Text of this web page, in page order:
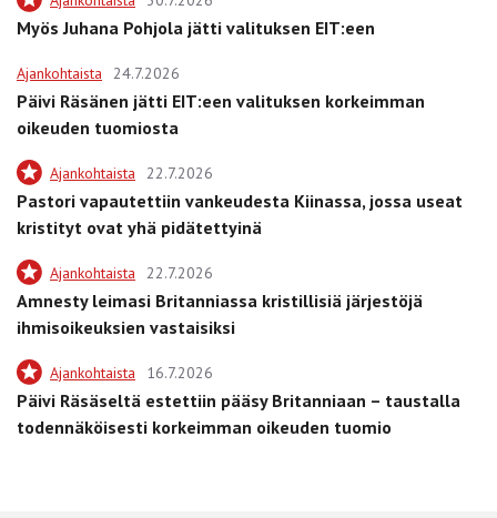
Myös Juhana Pohjola jätti valituksen EIT:een
Ajankohtaista 24.7.2026
Päivi Räsänen jätti EIT:een valituksen korkeimman
oikeuden tuomiosta
Ajankohtaista 22.7.2026
Pastori vapautettiin vankeudesta Kiinassa, jossa useat
kristityt ovat yhä pidätettyinä
Ajankohtaista 22.7.2026
Amnesty leimasi Britanniassa kristillisiä järjestöjä
ihmisoikeuksien vastaisiksi
Ajankohtaista 16.7.2026
Päivi Räsäseltä estettiin pääsy Britanniaan – taustalla
todennäköisesti korkeimman oikeuden tuomio